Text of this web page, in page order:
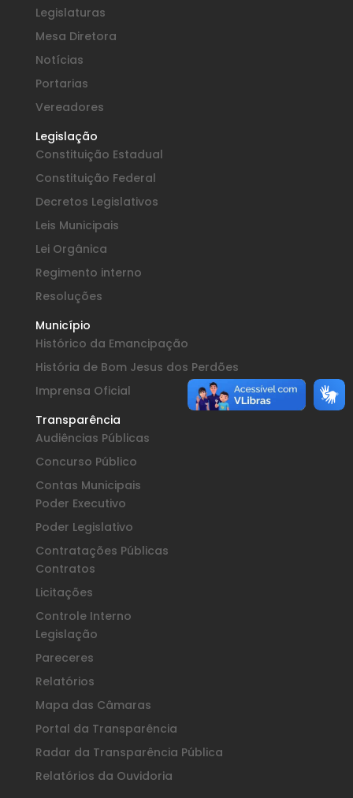
Legislaturas
Mesa Diretora
Notícias
Portarias
Vereadores
Legislação
Constituição Estadual
Constituição Federal
Decretos Legislativos
Leis Municipais
Lei Orgânica
Regimento interno
Resoluções
Município
Histórico da Emancipação
História de Bom Jesus dos Perdões
Imprensa Oficial
Transparência
Audiências Públicas
Concurso Público
Contas Municipais
Poder Executivo
Poder Legislativo
Contratações Públicas
Contratos
Licitações
Controle Interno
Legislação
Pareceres
Relatórios
Mapa das Câmaras
Portal da Transparência
Radar da Transparência Pública
Relatórios da Ouvidoria